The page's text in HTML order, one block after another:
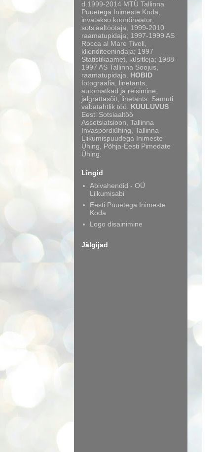
d.1999-2014 MTÜ Tallinna
Puuetega Inimeste Koda,
invatakso koordinaator,
sotsiaaltöötaja, 1999-2010
raamatupidaja; 1997-1999 AS
Rocca al Mare Tivoli,
klienditeenindaja; 1997
Statistikaamet, küsitleja; 1988-
1997 AS Tallinna Soojus,
raamatupidaja. HOBID
fotograafia, linetants,
automatkad ja reisimine,
jalgrattasõit, linetants. Samuti
vabatahtlik töö. KUULUVUS
Eesti Sotsiaaltöö
Assotsiatsioon, Tallinna
Invaspordiühing, Tallinna
Liikumispuudega Inimeste
Ühing, Põhja-Eesti Pimedate
Ühing.
Lingid
Abivahendid - OÜ
Liikumisabi
Eesti Puuetega Inimeste
Koda
Logo disainimine
Jälgijad